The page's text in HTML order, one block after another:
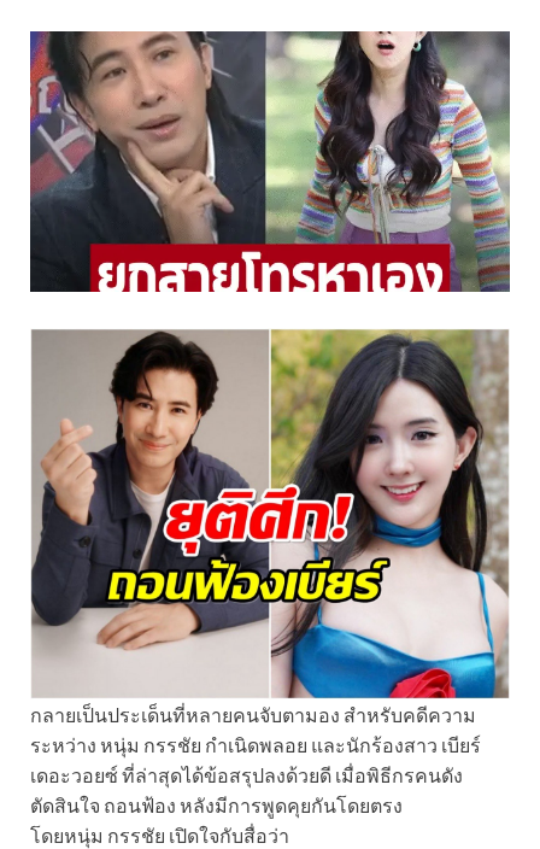
กลายเป็นประเด็นที่หลายคนจับตามอง สำหรับคดีความ
ระหว่าง หนุ่ม กรรชัย กำเนิดพลอย และนักร้องสาว เบียร์
เดอะวอยซ์ ที่ล่าสุดได้ข้อสรุปลงด้วยดี เมื่อพิธีกรคนดัง
ตัดสินใจ ถอนฟ้อง หลังมีการพูดคุยกันโดยตรง
โดยหนุ่ม กรรชัย เปิดใจกับสื่อว่า